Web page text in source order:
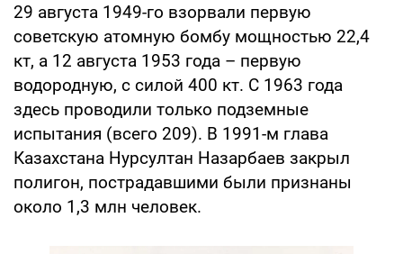
29 августа 1949-го взорвали первую
советскую атомную бомбу мощностью 22,4
кт, а 12 августа 1953 года – первую
водородную, с силой 400 кт. С 1963 года
здесь проводили только подземные
испытания (всего 209). В 1991-м глава
Казахстана Нурсултан Назарбаев закрыл
полигон, пострадавшими были признаны
около 1,3 млн человек.